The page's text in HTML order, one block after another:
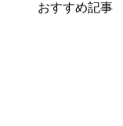
おすすめ記事